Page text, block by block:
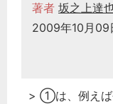
著者 坂之上達
2009年10月09
> ①は、例えば